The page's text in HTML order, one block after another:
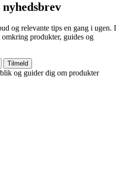
og relevante tips en gang i ugen. I
produkter, guides og
Tilmeld